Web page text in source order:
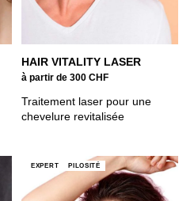
HAIR VITALITY LASER
à partir de 300 CHF
Traitement laser pour une
chevelure revitalisée
EXPERT PILOSITÉ